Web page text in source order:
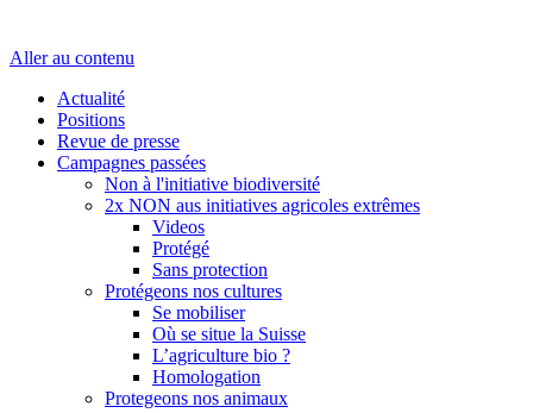
Aller au contenu
Actualité
Positions
Revue de presse
Campagnes passées
Non à l'initiative biodiversité
2x NON aus initiatives agricoles extrêmes
Videos
Protégé
Sans protection
Protégeons nos cultures
Se mobiliser
Où se situe la Suisse
L’agriculture bio ?
Homologation
Protegeons nos animaux